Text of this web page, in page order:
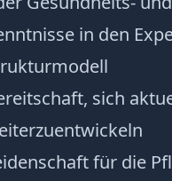
in den
sich
für die